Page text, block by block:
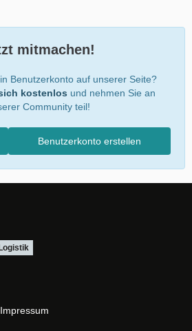
mitmachen!
Benutzerkonto auf unserer Seite?
kostenlos und nehmen Sie an
Community teil!
Benutzerkonto erstellen
Logistik
Impressum